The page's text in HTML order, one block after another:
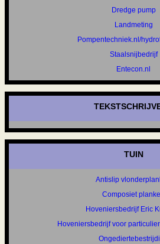
Dredge pump
Landmeting
Pompentechniek.nl/
Staalsnijbedrijf
Entecon.nl
TUIN
Antislip
Composiet
Hoveniersbedrijf Eric
Hoveniersbedrijf voor